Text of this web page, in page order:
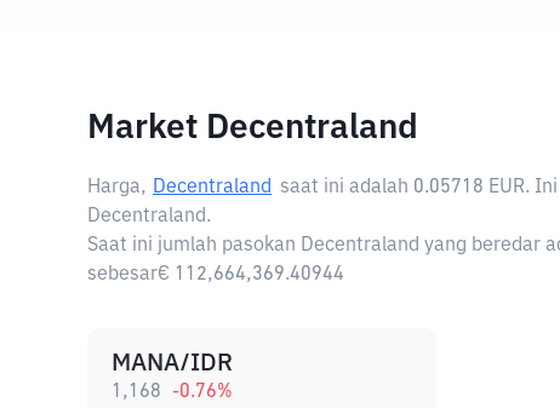
Market Decentraland
Harga, Decentraland saat ini adalah 0.05718 EUR.
Decentraland.
Saat ini jumlah pasokan Decentraland yang beredar
sebesar€ 112,664,369.40944
MANA/IDR
1,168 -0.76%